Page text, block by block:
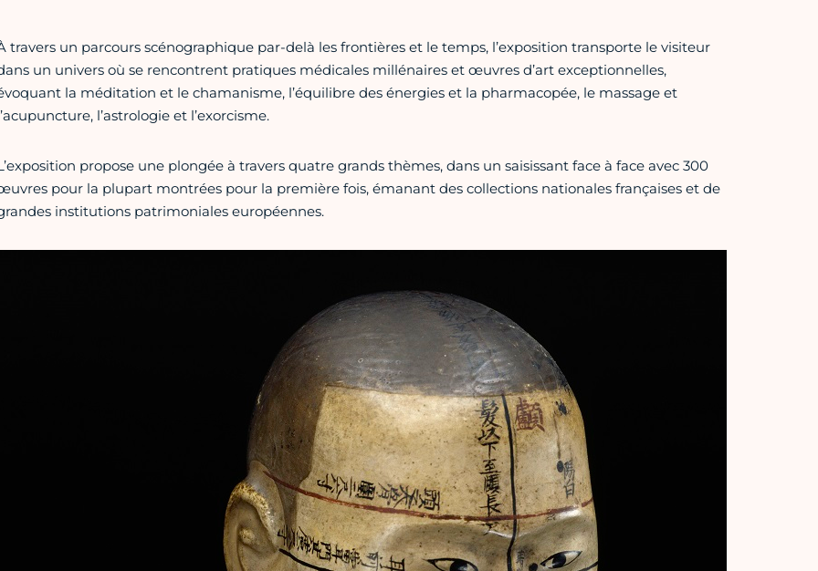
travers un parcours scénographique par-delà les frontières et le temps, l’exposition transporte le visiteur
un univers où se rencontrent pratiques médicales millénaires et œuvres d’art exceptionnelles,
la méditation et le chamanisme, l’équilibre des énergies et la pharmacopée, le massage et
l’astrologie et l’exorcisme.
propose une plongée à travers quatre grands thèmes, dans un saisissant face à face avec 300
pour la plupart montrées pour la première fois, émanant des collections nationales françaises et de
institutions patrimoniales européennes.